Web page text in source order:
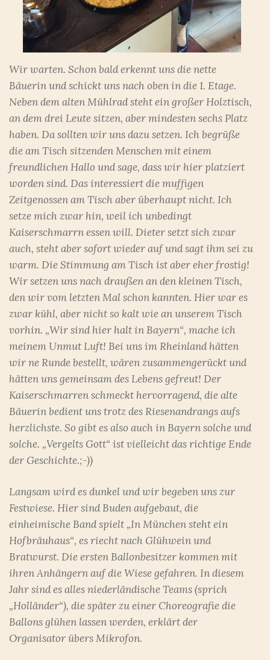
Wir warten. Schon bald erkennt uns die nette
Bäuerin und schickt uns nach oben in die 1. Etage.
Neben dem alten Mühlrad steht ein großer Holztisch,
an dem drei Leute sitzen, aber mindesten sechs Platz
haben. Da sollten wir uns dazu setzen. Ich begrüße
die am Tisch sitzenden Menschen mit einem
freundlichen Hallo und sage, dass wir hier platziert
worden sind. Das interessiert die muffigen
Zeitgenossen am Tisch aber überhaupt nicht. Ich
setze mich zwar hin, weil ich unbedingt
Kaiserschmarrn essen will. Dieter setzt sich zwar
auch, steht aber sofort wieder auf und sagt ihm sei zu
warm. Die Stimmung am Tisch ist aber eher frostig!
Wir setzen uns nach draußen an den kleinen Tisch,
den wir vom letzten Mal schon kannten. Hier war es
zwar kühl, aber nicht so kalt wie an unserem Tisch
vorhin. „Wir sind hier halt in Bayern“, mache ich
meinem Unmut Luft! Bei uns im Rheinland hätten
wir ne Runde bestellt, wären zusammengerückt und
hätten uns gemeinsam des Lebens gefreut! Der
Kaiserschmarren schmeckt hervorragend, die alte
Bäuerin bedient uns trotz des Riesenandrangs aufs
herzlichste. So gibt es also auch in Bayern solche und
solche. „Vergelts Gott“ ist vielleicht das richtige Ende
der Geschichte.;-))
Langsam wird es dunkel und wir begeben uns zur
Festwiese. Hier sind Buden aufgebaut, die
einheimische Band spielt „In München steht ein
Hofbräuhaus“, es riecht nach Glühwein und
Bratwurst. Die ersten Ballonbesitzer kommen mit
ihren Anhängern auf die Wiese gefahren. In diesem
Jahr sind es alles niederländische Teams (sprich
„Holländer“), die später zu einer Choreografie die
Ballons glühen lassen werden, erklärt der
Organisator übers Mikrofon.